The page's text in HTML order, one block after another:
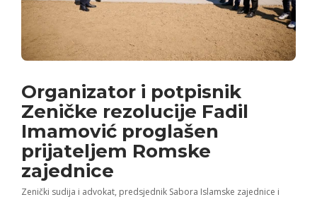
Organizator i potpisnik
Zeničke rezolucije Fadil
Imamović proglašen
prijateljem Romske
zajednice
Zenički sudija i advokat, predsjednik Sabora Islamske zajednice i